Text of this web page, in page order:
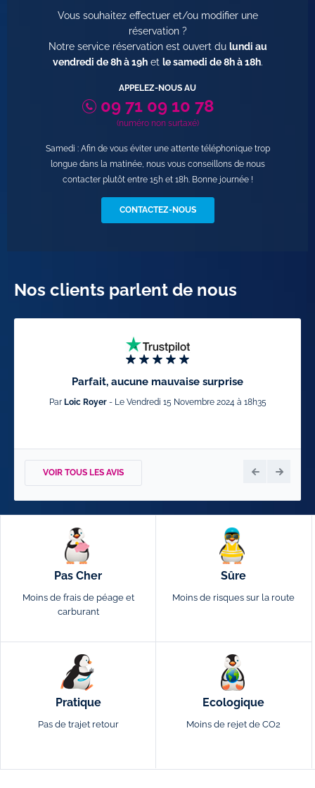
Vous souhaitez effectuer et/ou modifier une
réservation ?
Notre service réservation est ouvert du lundi au
vendredi de 8h à 19het le samedi de 8h à 18h.
APPELEZ-NOUS AU
09 71 09 10 78
(numéro non surtaxé)
Samedi : Afin de vous éviter une attente téléphonique trop
longue dans la matinée, nous vous conseillons de nous
contacter plutôt entre 15h et 18h. Bonne journée !
CONTACTEZ-NOUS
Nos clients parlent de nous
Parfait, aucune mauvaise surprise
Par Loic Royer- Le Vendredi 15 Novembre 2024 à 18h35
VOIR TOUS LES AVIS
Pas Cher
Moins de frais de péage et
carburant
Sûre
Moins de risques sur la route
Pratique
Pas de trajet retour
Ecologique
Moins de rejet de CO2